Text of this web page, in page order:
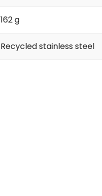
162 g
Recycled stainless steel